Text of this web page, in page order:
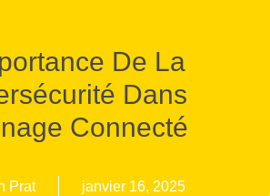
De La
Dans
Connecté
Prat janvier 16, 2025